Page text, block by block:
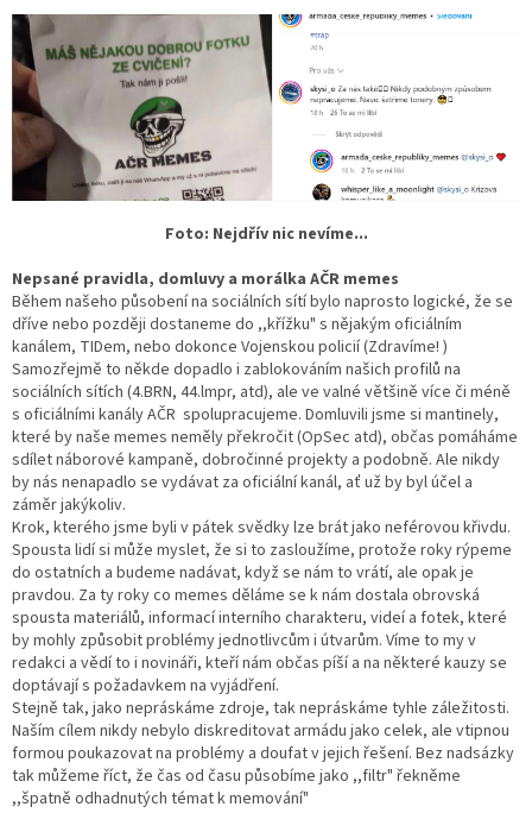
Foto: Nejdřív nic nevíme...
Nepsané pravidla, domluvy a morálka AČR memes
Během našeho působení na sociálních sítí bylo naprosto logické, že se
dříve nebo později dostaneme do ,,křížku" s nějakým oficiálním
kanálem, TIDem, nebo dokonce Vojenskou policií (Zdravíme! )
Samozřejmě to někde dopadlo i zablokováním našich profilů na
sociálních sítích (4.BRN, 44.lmpr, atd), ale ve valné většině více či méně
s oficiálními kanály AČR spolupracujeme. Domluvili jsme si mantinely,
které by naše memes neměly překročit (OpSec atd), občas pomáháme
sdílet náborové kampaně, dobročinné projekty a podobně. Ale nikdy
by nás nenapadlo se vydávat za oficiální kanál, ať už by byl účel a
záměr jakýkoliv.
Krok, kterého jsme byli v pátek svědky lze brát jako neférovou křivdu.
Spousta lidí si může myslet, že si to zasloužíme, protože roky rýpeme
do ostatních a budeme nadávat, když se nám to vrátí, ale opak je
pravdou. Za ty roky co memes děláme se k nám dostala obrovská
spousta materiálů, informací interního charakteru, videí a fotek, které
by mohly způsobit problémy jednotlivcům i útvarům. Víme to my v
redakci a vědí to i novináři, kteří nám občas píší a na některé kauzy se
doptávají s požadavkem na vyjádření.
Stejně tak, jako nepráskáme zdroje, tak nepráskáme tyhle záležitosti.
Naším cílem nikdy nebylo diskreditovat armádu jako celek, ale vtipnou
formou poukazovat na problémy a doufat v jejich řešení. Bez nadsázky
tak můžeme říct, že čas od času působíme jako ,,filtr" řekněme
,,špatně odhadnutých témat k memování"